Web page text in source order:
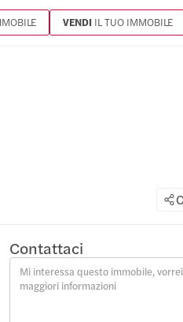
VENDI IL TUO IMMOBILE
Contattaci